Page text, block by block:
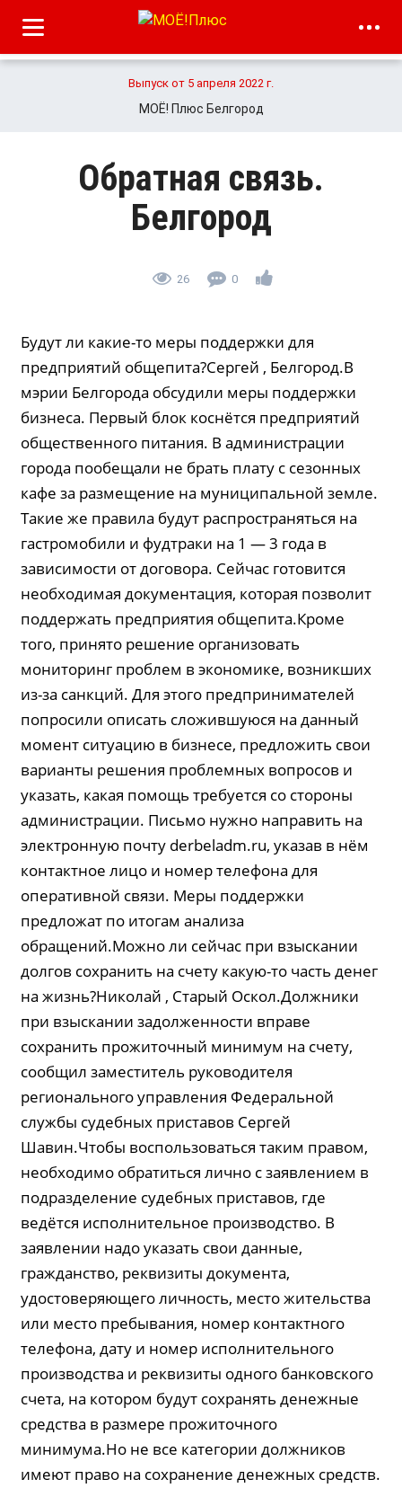
Выпуск от 5 апреля 2022 г.
МОЁ! Плюс Белгород
Обратная связь.
Белгород
26 0
Будут ли какие-то меры поддержки для
предприятий общепита?Сергей , Белгород.В
мэрии Белгорода обсудили меры поддержки
бизнеса. Первый блок коснётся предприятий
общественного питания. В администрации
города пообещали не брать плату с сезонных
кафе за размещение на муниципальной земле.
Такие же правила будут распространяться на
гастромобили и фудтраки на 1 — 3 года в
зависимости от договора. Сейчас готовится
необходимая документация, которая позволит
поддержать предприятия общепита.Кроме
того, принято решение организовать
мониторинг проблем в экономике, возникших
из-за санкций. Для этого предпринимателей
попросили описать сложившуюся на данный
момент ситуацию в бизнесе, предложить свои
варианты решения проблемных вопросов и
указать, какая помощь требуется со стороны
администрации. Письмо нужно направить на
электронную почту derbeladm.ru, указав в нём
контактное лицо и номер телефона для
оперативной связи. Меры поддержки
предложат по итогам анализа
обращений.Можно ли сейчас при взыскании
долгов сохранить на счету какую-то часть денег
на жизнь?Николай , Старый Оскол.Должники
при взыскании задолженности вправе
сохранить прожиточный минимум на счету,
сообщил заместитель руководителя
регионального управления Федеральной
службы судебных приставов Сергей
Шавин.Чтобы воспользоваться таким правом,
необходимо обратиться лично с заявлением в
подразделение судебных приставов, где
ведётся исполнительное производство. В
заявлении надо указать свои данные,
гражданство, реквизиты документа,
удостоверяющего личность, место жительства
или место пребывания, номер контактного
телефона, дату и номер исполнительного
производства и реквизиты одного банковского
счета, на котором будут сохранять денежные
средства в размере прожиточного
минимума.Но не все категории должников
имеют право на сохранение денежных средств.